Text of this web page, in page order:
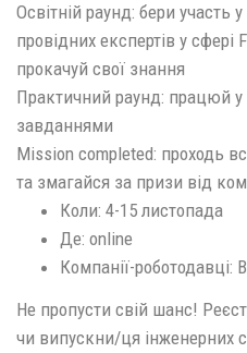
Освітній раунд: бери участь у
провідних експертів у сфері
прокачуй свої знання
Практичний раунд: працюй
завданнями
Mission completed: проходь
та змагайся за призи від
Коли: 4-15 листопада
Де: online
Компанії-роботодавці:
Не пропусти свій шанс!
чи випускни/ця інженерних